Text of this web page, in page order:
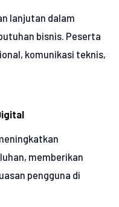
lanjutan dalam
bisnis. Peserta
komunikasi teknis,
memberikan
pengguna di